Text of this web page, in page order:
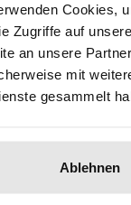
Cookies,
Zugriffe auf
an unsere
mit
gesammelt
Ablehnen
gilt der
Geltung kommt.
Jahrhunderts